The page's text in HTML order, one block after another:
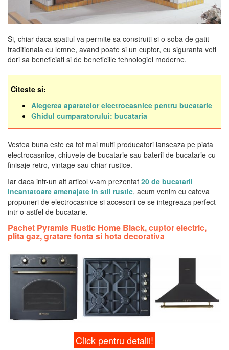
Si, chiar daca spatiul va permite sa construiti si o soba de gatit
traditionala cu lemne, avand poate si un cuptor, cu siguranta veti
dori sa beneficiati si de beneficiile tehnologiei moderne.
Citeste si:
Alegerea aparatelor electrocasnice pentru bucatarie
Ghidul cumparatorului: bucataria
Vestea buna este ca tot mai multi producatori lanseaza pe piata
electrocasnice, chiuvete de bucatarie sau baterii de bucatarie cu
finisaje retro, vintage sau chiar rustice.
Iar daca intr-un alt articol v-am prezentat 20 de bucatarii
incantatoare amenajate in stil rustic, acum venim cu cateva
propuneri de electrocasnice si accesorii ce se integreaza perfect
intr-o astfel de bucatarie.
Pachet Pyramis Rustic Home Black, cuptor electric,
plita gaz, gratare fonta si hota decorativa
Click pentru detalii!